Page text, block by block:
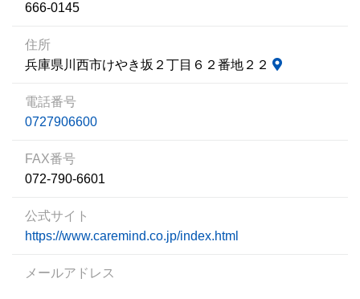
666-0145
住所
兵庫県川西市けやき坂２丁目６２番地２２
電話番号
0727906600
FAX番号
072-790-6601
公式サイト
https://www.caremind.co.jp/index.html
メールアドレス